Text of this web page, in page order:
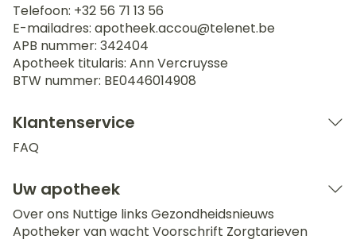
Telefoon: +32 56 71 13 56
E-mailadres: apotheek.accou@telenet.be
APB nummer: 342404
Apotheek titularis: Ann Vercruysse
BTW nummer: BE0446014908
Klantenservice
FAQ
Uw apotheek
Over ons Nuttige links Gezondheidsnieuws
Apotheker van wacht Voorschrift Zorgtarieven